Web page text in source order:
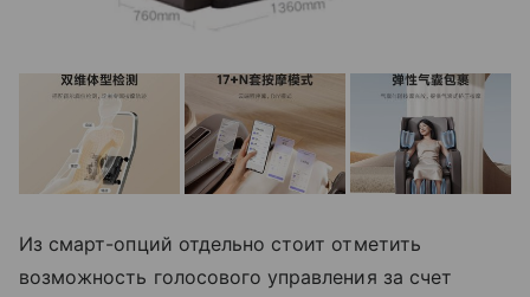
Из смарт-опций отдельно стоит отметить
возможность голосового управления за счет